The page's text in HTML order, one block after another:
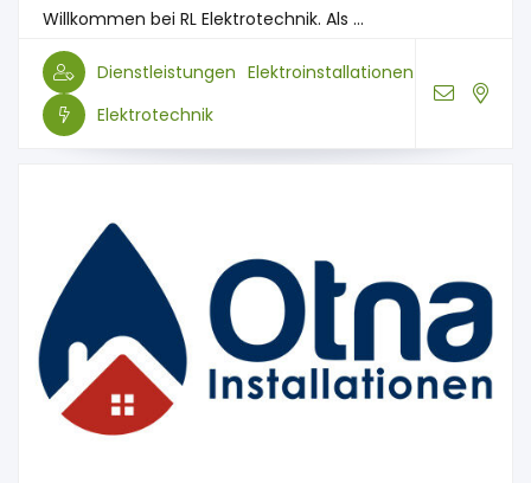
Willkommen bei RL Elektrotechnik. Als ...
Dienstleistungen Elektroinstallationen
Elektrotechnik